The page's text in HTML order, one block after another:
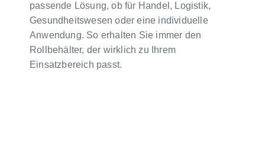
passende Lösung, ob für Handel, Logistik,
Gesundheitswesen oder eine individuelle
Anwendung. So erhalten Sie immer den
Rollbehälter, der wirklich zu Ihrem
Einsatzbereich passt.